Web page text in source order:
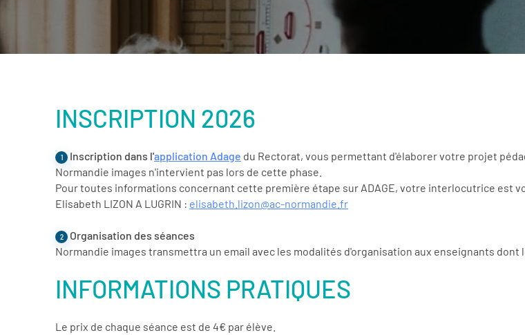
INSCRIPTION 2026
1 Inscription dans l'application Adage du Rectorat, vous permettant d'élaborer votre projet
Normandie images n'intervient pas lors de cette phase.
Pour toutes informations concernant cette première étape sur ADAGE, votre interlocutrice est
Elisabeth LIZON A LUGRIN : elisabeth.lizon@ac-normandie.fr
2
Organisation des séances
Normandie images transmettra un email avec les modalités d'organisation aux enseignants dont
INFORMATIONS PRATIQUES
Le prix de chaque séance est de 4€ par élève.